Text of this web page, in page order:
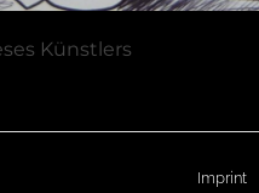
Künstlers
Imprint